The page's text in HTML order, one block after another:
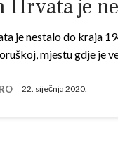
je
je nestalo do kraja
mjestu gdje je
22. siječnja 2020.